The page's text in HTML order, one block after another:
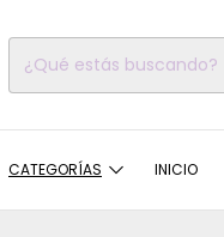
CATEGORÍAS INICIO